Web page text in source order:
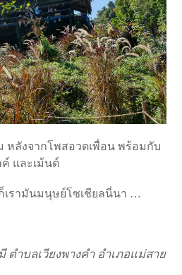
หลังจากโพสอวดเพื่อน พร้อมกับ
ค์ และเม้นต์
เรามันมนุษย์โซเชียลนี่นา …
ตำบลเวียงพางคำ อำเภอแม่สาย